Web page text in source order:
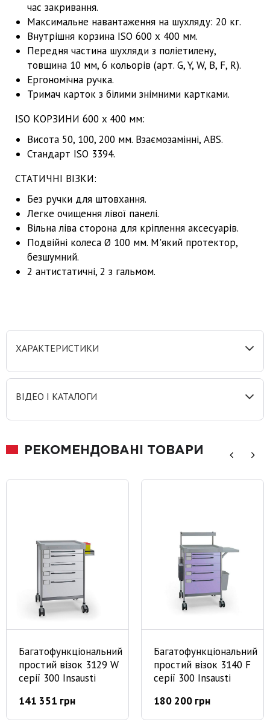
час закривання.
Максимальне навантаження на шухляду: 20 кг.
Внутрішня корзина ISO 600 х 400 мм.
Передня частина шухляди з поліетилену,
товщина 10 мм, 6 кольорів (арт. G, Y, W, B, F, R).
Ергономічна ручка.
Тримач карток з білими знімними картками.
ISO КОРЗИНИ 600 x 400 мм:
Висота 50, 100, 200 мм. Взаємозамінні, ABS.
Стандарт ISO 3394.
СТАТИЧНІ ВІЗКИ:
Без ручки для штовхання.
Легке очищення лівої панелі.
Вільна ліва сторона для кріплення аксесуарів.
Подвійні колеса Ø 100 мм. М'який протектор,
безшумний.
2 антистатичні, 2 з гальмом.
ХАРАКТЕРИСТИКИ
ВІДЕО І КАТАЛОГИ
РЕКОМЕНДОВАНІ ТОВАРИ
Багатофункціональний
простий візок 3129 W
серії 300 Insausti
141 351 грн
Багатофункціональний
простий візок 3140 F
серії 300 Insausti
180 200 грн